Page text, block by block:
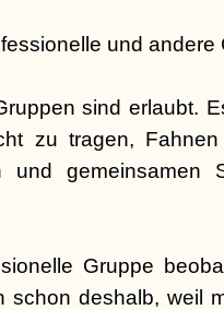
und andere
sind erlaubt.
zu tragen,
und gemeinsamen
Gruppe
schon deshalb, weil